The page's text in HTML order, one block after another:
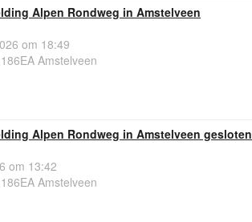
Alpen Rondweg in Amstelveen
om 18:49
Amstelveen
Alpen Rondweg in Amstelveen gesloten
om 13:42
Amstelveen